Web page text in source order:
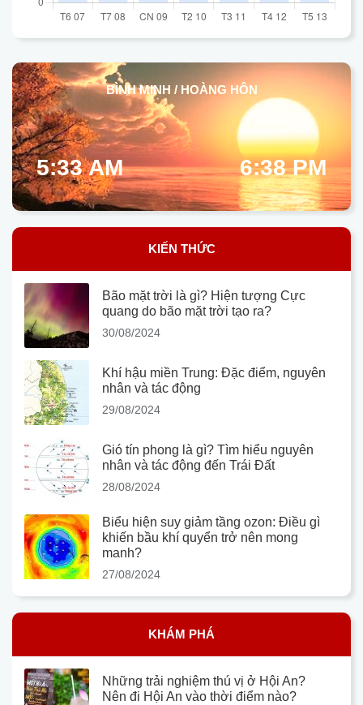
BÌNH MINH / HOÀNG HÔN
5:33 AM 6:38 PM
KIẾN THỨC
Bão mặt trời là gì? Hiện tượng Cực
quang do bão mặt trời tạo ra?
30/08/2024
Khí hậu miền Trung: Đặc điểm, nguyên
nhân và tác động
29/08/2024
Gió tín phong là gì? Tìm hiểu nguyên
nhân và tác động đến Trái Đất
28/08/2024
Biểu hiện suy giảm tầng ozon: Điều gì
khiến bầu khí quyển trở nên mong
manh?
27/08/2024
KHÁM PHÁ
Những trải nghiệm thú vị ở Hội An?
Nên đi Hội An vào thời điểm nào?